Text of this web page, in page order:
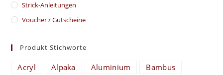
Strick-Anleitungen
Voucher / Gutscheine
Produkt Stichworte
Acryl Alpaka Aluminium
Bambus